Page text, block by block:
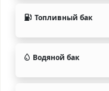
Топливный бак
Водяной бак